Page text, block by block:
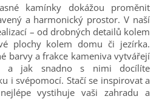
kamínky dokážou proměnit
a harmonický prostor. V naší
– od drobných detailů kolem
plochy kolem domu či jezírka.
barvy a frakce kameniva vytvářejí
a jak snadno s nimi docílíte
i svépomocí. Stačí se inspirovat a
vystihuje vaši zahradu a